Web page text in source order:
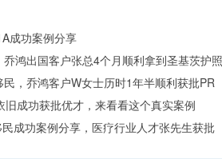
成功案例分享
鸿出国客户张总4个月顺利拿到圣基茨护照
，乔鸿客户W女士历时1年半顺利获批PR
成功获批优才，来看看这个真实案例
成功案例分享，医疗行业人才张先生获批